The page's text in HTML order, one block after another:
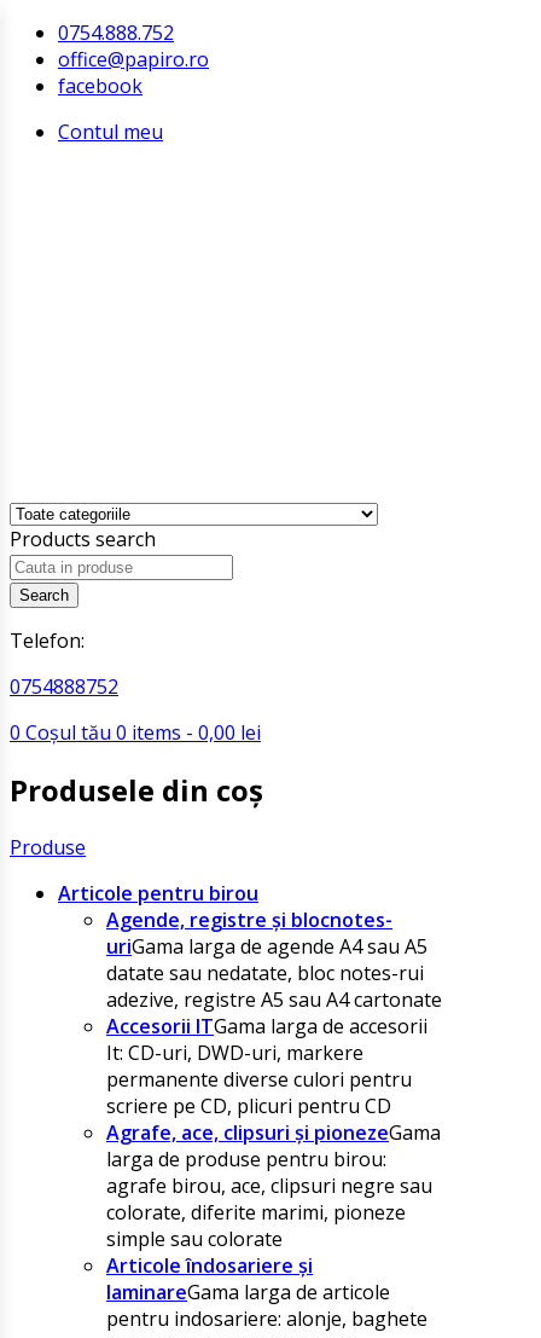
0754.888.752
office@papiro.ro
facebook
Contul meu
Products search
Search
Telefon:
0754888752
0 Coșul tău 0 items - 0,00 lei
Produsele din coș
Produse
Articole pentru birou
Agende, registre și blocnotes-
uriGama larga de agende A4 sau A5
datate sau nedatate, bloc notes-rui
adezive, registre A5 sau A4 cartonate
Accesorii ITGama larga de accesorii
It: CD-uri, DWD-uri, markere
permanente diverse culori pentru
scriere pe CD, plicuri pentru CD
Agrafe, ace, clipsuri și pionezeGama
larga de produse pentru birou:
agrafe birou, ace, clipsuri negre sau
colorate, diferite marimi, pioneze
simple sau colorate
Articole îndosariere și
laminareGama larga de articole
pentru indosariere: alonje, baghete